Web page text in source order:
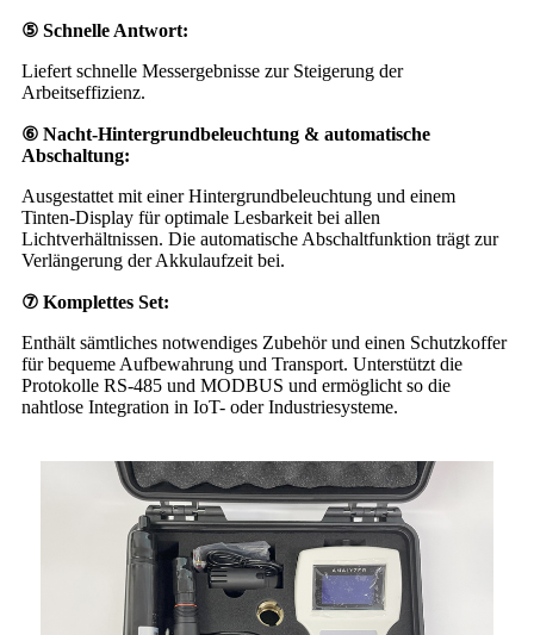
⑤ Schnelle Antwort:
Liefert schnelle Messergebnisse zur Steigerung der
Arbeitseffizienz.
⑥ Nacht-Hintergrundbeleuchtung & automatische
Abschaltung:
Ausgestattet mit einer Hintergrundbeleuchtung und einem
Tinten-Display für optimale Lesbarkeit bei allen
Lichtverhältnissen. Die automatische Abschaltfunktion trägt zur
Verlängerung der Akkulaufzeit bei.
⑦ Komplettes Set:
Enthält sämtliches notwendiges Zubehör und einen Schutzkoffer
für bequeme Aufbewahrung und Transport. Unterstützt die
Protokolle RS-485 und MODBUS und ermöglicht so die
nahtlose Integration in IoT- oder Industriesysteme.